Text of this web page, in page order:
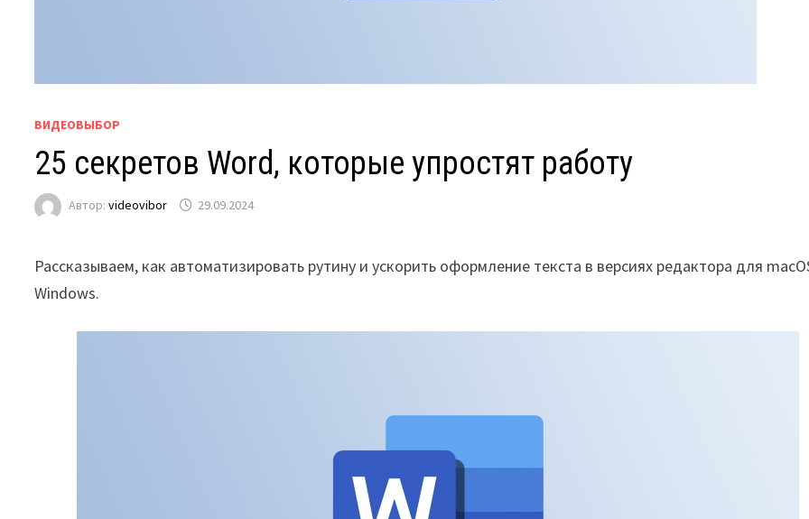
ВИДЕОВЫБОР
25 секретов Word, которые упростят работу
Автор:videovibor 29.09.2024
Рассказываем, как автоматизировать рутину и ускорить оформление текста в версиях редактора для
Windows.